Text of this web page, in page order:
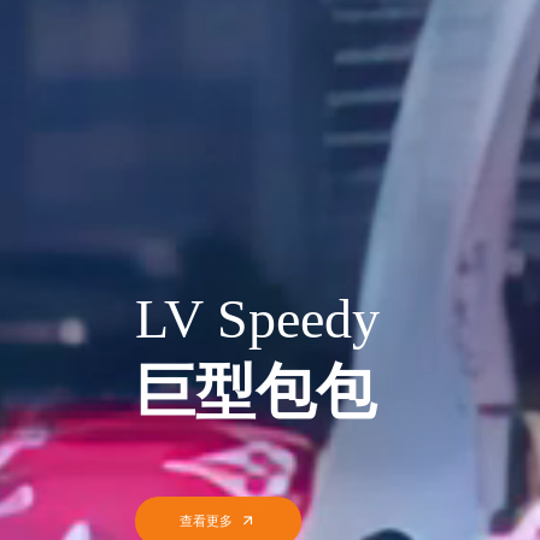
2026上海F1大
北外滩赛车
查看更多